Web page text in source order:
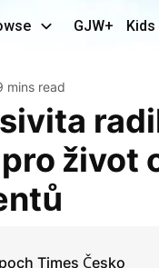
GJW+ Kids
mins read
život
Times Česko